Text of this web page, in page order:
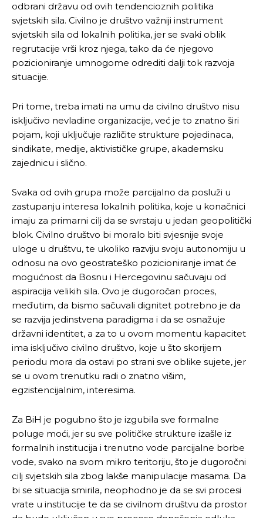
odbrani državu od ovih tendencioznih politika
svjetskih sila. Civilno je društvo važniji instrument
svjetskih sila od lokalnih politika, jer se svaki oblik
regrutacije vrši kroz njega, tako da će njegovo
pozicioniranje umnogome odrediti dalji tok razvoja
situacije.
Pri tome, treba imati na umu da civilno društvo nisu
isključivo nevladine organizacije, već je to znatno širi
pojam, koji uključuje različite strukture pojedinaca,
sindikate, medije, aktivističke grupe, akademsku
zajednicu i slično.
Svaka od ovih grupa može parcijalno da posluži u
zastupanju interesa lokalnih politika, koje u konačnici
imaju za primarni cilj da se svrstaju u jedan geopolitički
blok. Civilno društvo bi moralo biti svjesnije svoje
uloge u društvu, te ukoliko razviju svoju autonomiju u
odnosu na ovo geostrateško pozicioniranje imat će
mogućnost da Bosnu i Hercegovinu sačuvaju od
aspiracija velikih sila. Ovo je dugoročan proces,
međutim, da bismo sačuvali dignitet potrebno je da
se razvija jedinstvena paradigma i da se osnažuje
državni identitet, a za to u ovom momentu kapacitet
ima isključivo civilno društvo, koje u što skorijem
periodu mora da ostavi po strani sve oblike sujete, jer
se u ovom trenutku radi o znatno višim,
egzistencijalnim, interesima.
Za BiH je pogubno što je izgubila sve formalne
poluge moći, jer su sve političke strukture izašle iz
formalnih institucija i trenutno vode parcijalne borbe
vode, svako na svom mikro teritoriju, što je dugoročni
cilj svjetskih sila zbog lakše manipulacije masama. Da
bi se situacija smirila, neophodno je da se svi procesi
vrate u institucije te da se civilnom društvu da prostor